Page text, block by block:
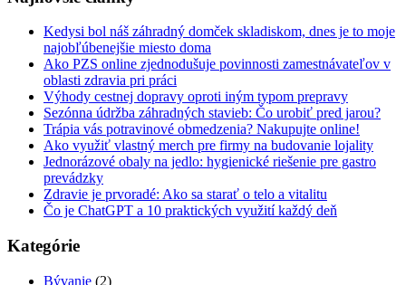
Kedysi bol náš záhradný domček skladiskom, dnes je to moje
najobľúbenejšie miesto doma
Ako PZS online zjednodušuje povinnosti zamestnávateľov v
oblasti zdravia pri práci
Výhody cestnej dopravy oproti iným typom prepravy
Sezónna údržba záhradných stavieb: Čo urobiť pred jarou?
Trápia vás potravinové obmedzenia? Nakupujte online!
Ako využiť vlastný merch pre firmy na budovanie lojality
Jednorázové obaly na jedlo: hygienické riešenie pre gastro
prevádzky
Zdravie je prvoradé: Ako sa starať o telo a vitalitu
Čo je ChatGPT a 10 praktických využití každý deň
Kategórie
Bývanie (2)